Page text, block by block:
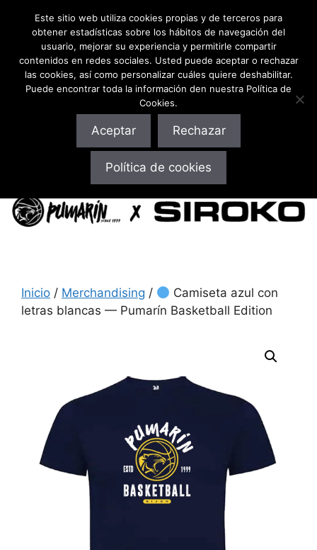
10% Descuento ¡en toda la web! Pulsa aquí o usa el
código: cbpumarin
Inicio / Merchandising /
Camiseta azul con
letras blancas — Pumarín Basketball Edition
Este sitio web utiliza cookies propias y de terceros para
obtener estadísticas sobre los hábitos de navegación del
usuario, mejorar su experiencia y permitirle compartir
contenidos en redes sociales. Usted puede aceptar o rechazar
las cookies, así como personalizar cuáles quiere deshabilitar.
Puede encontrar toda la información den nuestra Política de
Cookies.
Aceptar Rechazar
Política de cookies